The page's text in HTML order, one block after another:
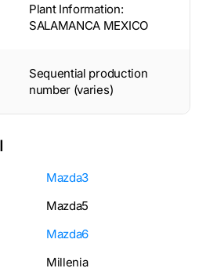
Plant Information:
SALAMANCA MEXICO
Sequential production
number (varies)
Mazda3
Mazda5
Mazda6
Millenia